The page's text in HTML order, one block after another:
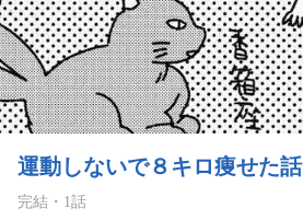
運動しないで８キロ痩せた話
完結 ・ 1 話